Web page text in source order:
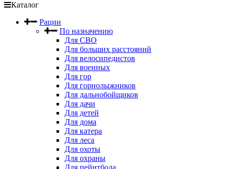
Каталог
Рации
По назначению
Для СВО
Для больших расстояний
Для велосипедистов
Для военных
Для гор
Для горнолыжников
Для дальнобойщиков
Для дачи
Для детей
Для дома
Для катера
Для леса
Для охоты
Для охраны
Для пейнтбола